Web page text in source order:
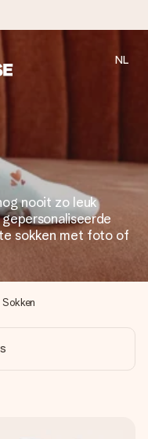
verzonden
zorgen dat het
geven op precies
meeste betekent.
reviews)
Klanten beoordelen
– met haar naam,
Zonder gedoe, maar
NL
nooit zo leuk
sokken met foto of
Sokken